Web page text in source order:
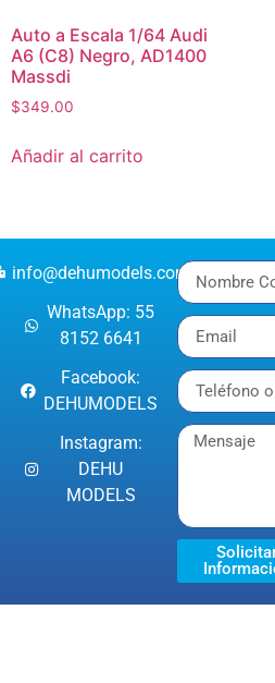
Auto a Escala 1/64 Audi
A6 (C8) Negro, AD1400
Massdi
$349.00
Añadir al carrito
info@dehumodels.com
WhatsApp: 55
8152 6641
Facebook:
DEHUMODELS
Instagram:
DEHU
MODELS